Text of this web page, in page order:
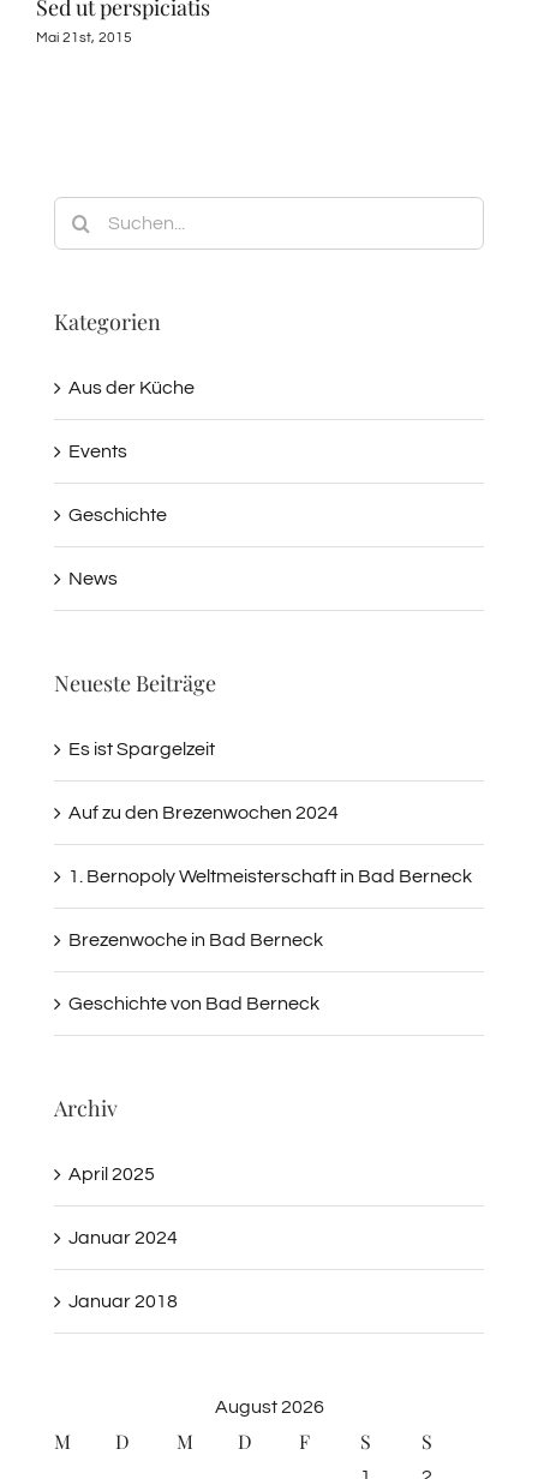
Sed ut perspiciatis
Mai 21st, 2015
Suche
nach:
Kategorien
Aus der Küche
Events
Geschichte
News
Neueste Beiträge
Es ist Spargelzeit
Auf zu den Brezenwochen 2024
1. Bernopoly Weltmeisterschaft in Bad Berneck
Brezenwoche in Bad Berneck
Geschichte von Bad Berneck
Archiv
April 2025
Januar 2024
Januar 2018
August 2026
M D M D F S S